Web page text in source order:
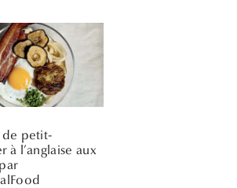
de petit-
à l’anglaise aux